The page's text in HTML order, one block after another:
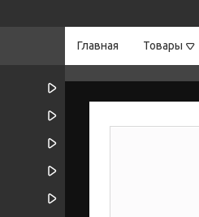
Главная Товары